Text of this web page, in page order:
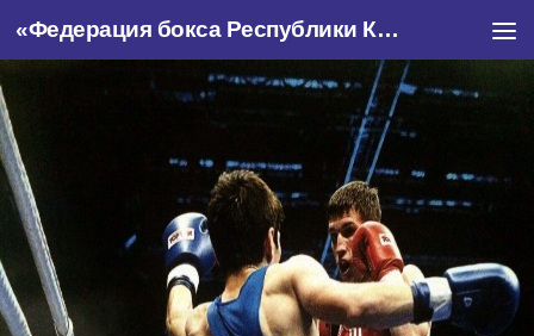
«Федерация бокса Республики Крым»